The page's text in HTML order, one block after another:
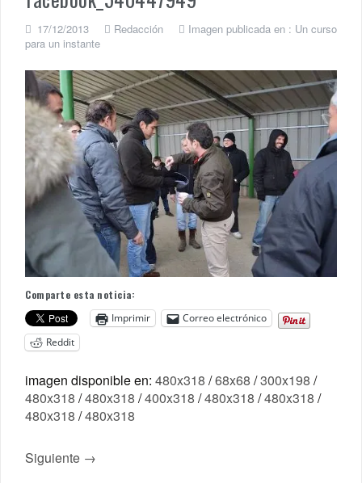
17/12/2013 Redacción Imagen publicada en : Un curso
para un instante
Comparte esta noticia:
Imprimir
Correo electrónico
Reddit
imagen disponible en: 480x318 /68x68 /300x198 /
480x318 /480x318 /400x318 /480x318 /480x318 /
480x318 /480x318
Siguiente →